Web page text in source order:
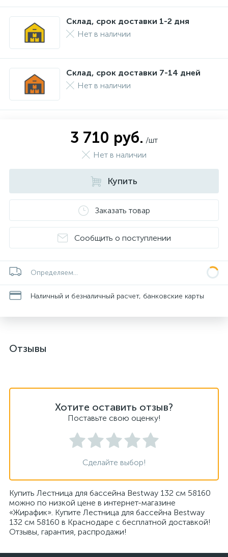
Склад, срок доставки 1-2 дня
Нет в наличии
Склад, срок доставки 7-14 дней
Нет в наличии
3 710 руб. /шт
Нет в наличии
Купить
Заказать товар
Сообщить о поступлении
Определяем...
Наличный и безналичный расчет, банковские карты
Отзывы
Хотите оставить отзыв?
Поставьте свою оценку!
Сделайте выбор!
Купить Лестница для бассейна Bestway 132 см 58160
можно по низкой цене в интернет-магазине
«Жирафик». Купите Лестница для бассейна Bestway
132 см 58160 в Краснодаре с бесплатной доставкой!
Отзывы, гарантия, распродажи!